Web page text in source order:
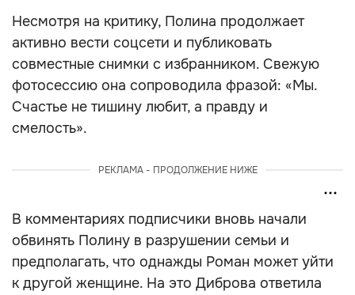
Несмотря на критику, Полина продолжает
активно вести соцсети и публиковать
совместные снимки с избранником. Свежую
фотосессию она сопроводила фразой: «Мы.
Счастье не тишину любит, а правду и
смелость».
РЕКЛАМА - ПРОДОЛЖЕНИЕ НИЖЕ
В комментариях подписчики вновь начали
обвинять Полину в разрушении семьи и
предполагать, что однажды Роман может уйти
к другой женщине. На это Диброва ответила